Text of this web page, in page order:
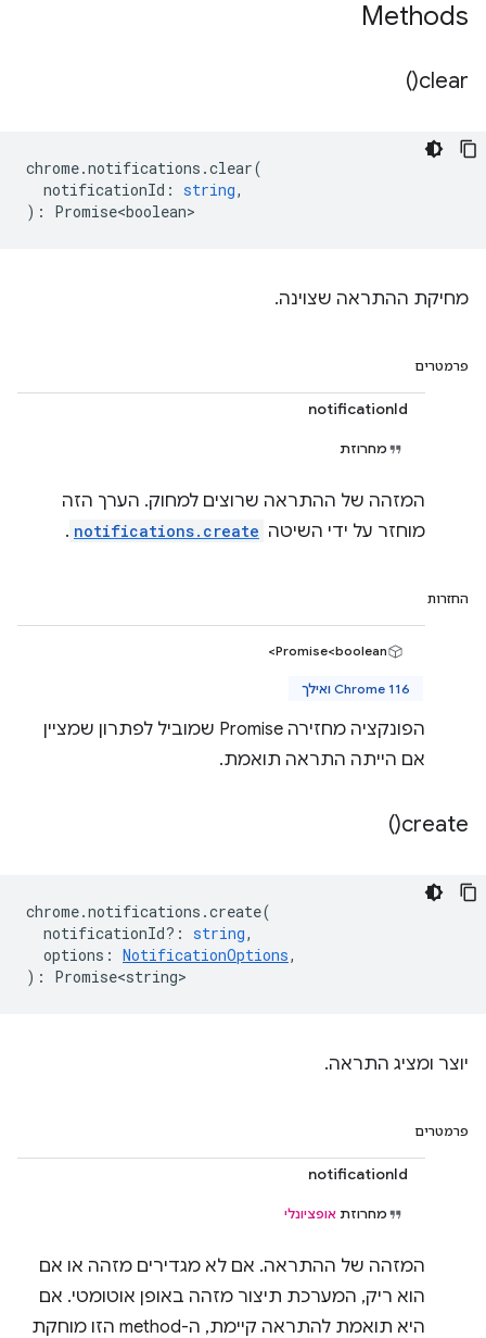
Methods
clear(
)
chrome.notifications .clear(
notificationId : string,
) : Promise<boolean>
מחיקת ההתראה שצוינה.
פרמטרים
notificationId
מחרוזת
המזהה של ההתראה שרוצים למחוק. הערך הזה
מוחזר על ידי השיטה notifications.create
.
החזרות
Promise<boolean>
Chrome 116 ואילך
הפונקציה מחזירה Promise שמוביל לפתרון שמציין
אם הייתה התראה תואמת.
create(
)
chrome.notifications .create(
notificationId? : string,
options : NotificationOptions,
) : Promise<string>
יוצר ומציג התראה.
פרמטרים
notificationId
מחרוזת אופציונלי
המזהה של ההתראה. אם לא מגדירים מזהה או אם
הוא ריק, המערכת תיצור מזהה באופן אוטומטי. אם
היא תואמת להתראה קיימת, ה-method הזו מוחקת